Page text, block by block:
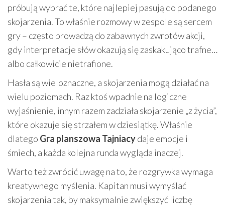
próbują wybrać te, które najlepiej pasują do podanego
skojarzenia. To właśnie rozmowy w zespole są sercem
gry – często prowadzą do zabawnych zwrotów akcji,
gdy interpretacje słów okazują się zaskakująco trafne…
albo całkowicie nietrafione.
Hasła są wieloznaczne, a skojarzenia mogą działać na
wielu poziomach. Raz ktoś wpadnie na logiczne
wyjaśnienie, innym razem zadziała skojarzenie „z życia”,
które okazuje się strzałem w dziesiątkę. Właśnie
dlatego Gra planszowa Tajniacydaje emocje i
śmiech, a każda kolejna runda wygląda inaczej.
Warto też zwrócić uwagę na to, że rozgrywka wymaga
kreatywnego myślenia. Kapitan musi wymyślać
skojarzenia tak, by maksymalnie zwiększyć liczbę